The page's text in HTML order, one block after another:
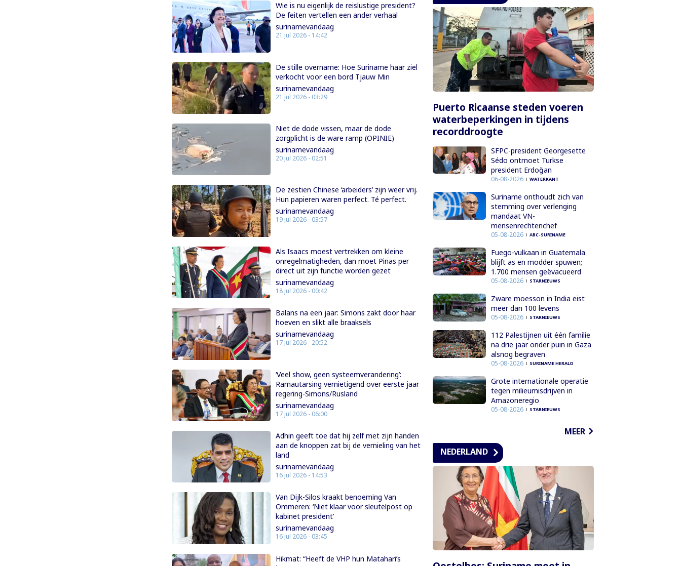
Wie is nu eigenlijk de reislustige president?
De feiten vertellen een ander verhaal
surinamevandaag
21 jul 2026 - 14:42
De stille overname: Hoe Suriname haar ziel
verkocht voor een bord Tjauw Min
surinamevandaag
21 jul 2026 - 03:29
Niet de dode vissen, maar de dode
zorgplicht is de ware ramp (OPINIE)
surinamevandaag
20 jul 2026 - 02:51
De zestien Chinese ‘arbeiders’ zijn weer vrij.
Hun papieren waren perfect. Té perfect.
surinamevandaag
19 jul 2026 - 03:57
Als Isaacs moest vertrekken om kleine
onregelmatigheden, dan moet Pinas per
direct uit zijn functie worden gezet
surinamevandaag
18 jul 2026 - 00:42
Balans na een jaar: Simons zakt door haar
hoeven en slikt alle braaksels
surinamevandaag
17 jul 2026 - 20:52
‘Veel show, geen systeemverandering’:
Ramautarsing vernietigend over eerste jaar
regering-Simons/Rusland
surinamevandaag
17 jul 2026 - 06:00
Adhin geeft toe dat hij zelf met zijn handen
aan de knoppen zat bij de vernieling van het
land
surinamevandaag
16 jul 2026 - 14:53
Van Dijk-Silos kraakt benoeming Van
Ommeren: ‘Niet klaar voor sleutelpost op
kabinet president’
surinamevandaag
16 jul 2026 - 03:45
Hikmat: “Heeft de VHP hun Matahari’s
Puerto Ricaanse steden voeren
waterbeperkingen in tijdens
recorddroogte
SFPC-president Georgesette
Sédo ontmoet Turkse
president Erdoğan
06-08-2026 WATERKANT
Suriname onthoudt zich van
stemming over verlenging
mandaat VN-
mensenrechtenchef
05-08-2026 ABC-SURINAME
Fuego-vulkaan in Guatemala
blijft as en modder spuwen;
1.700 mensen geëvacueerd
05-08-2026 STARNIEUWS
Zware moesson in India eist
meer dan 100 levens
05-08-2026 STARNIEUWS
112 Palestijnen uit één familie
na drie jaar onder puin in Gaza
alsnog begraven
05-08-2026 SURINAME HERALD
Grote internationale operatie
tegen milieumisdrijven in
Amazoneregio
05-08-2026 STARNIEUWS
MEER
NEDERLAND